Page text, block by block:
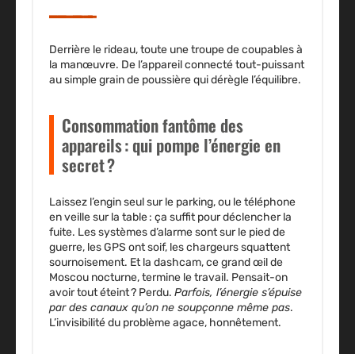
Derrière le rideau, toute une troupe de coupables à
la manœuvre. De l’appareil connecté tout-puissant
au simple grain de poussière qui dérègle l’équilibre.
Consommation fantôme des
appareils : qui pompe l’énergie en
secret ?
Laissez l’engin seul sur le parking, ou le téléphone
en veille sur la table : ça suffit pour déclencher la
fuite. Les systèmes d’alarme sont sur le pied de
guerre, les GPS ont soif, les chargeurs squattent
sournoisement. Et la dashcam, ce grand œil de
Moscou nocturne, termine le travail. Pensait-on
avoir tout éteint ? Perdu. Parfois, l’énergie s’épuise
par des canaux qu’on ne soupçonne même pas.
L’invisibilité du problème agace, honnêtement.